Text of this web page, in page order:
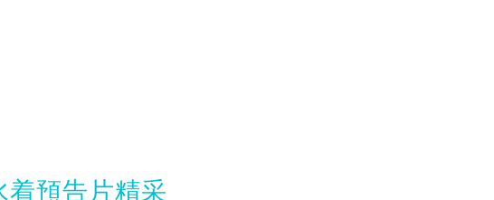
着預告片精采